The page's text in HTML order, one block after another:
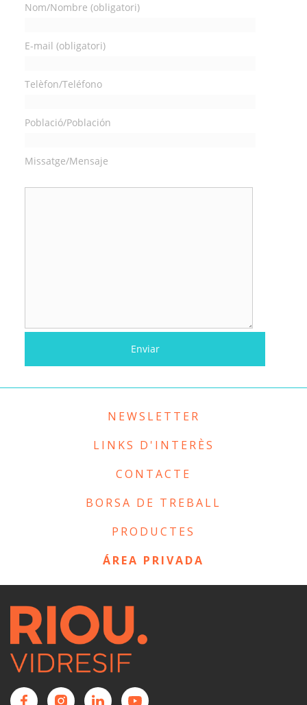
Nom/Nombre (obligatori)
E-mail (obligatori)
Telèfon/Teléfono
Població/Población
Missatge/Mensaje
NEWSLETTER
LINKS D'INTERÈS
CONTACTE
BORSA DE TREBALL
PRODUCTES
ÁREA PRIVADA